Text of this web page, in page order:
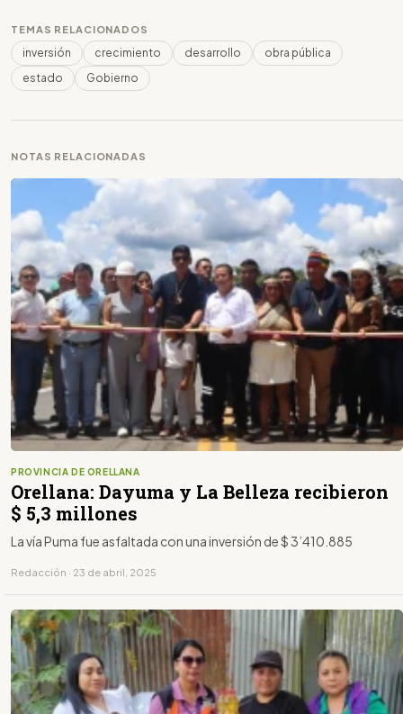
TEMAS RELACIONADOS
inversión crecimiento desarrollo
obra pública
estado
Gobierno
NOTAS RELACIONADAS
PROVINCIA DE ORELLANA
Orellana: Dayuma y La Belleza recibieron
$ 5,3 millones
La vía Puma fue asfaltada con una inversión de $ 3’410.885
Redacción · 23 de abril, 2025